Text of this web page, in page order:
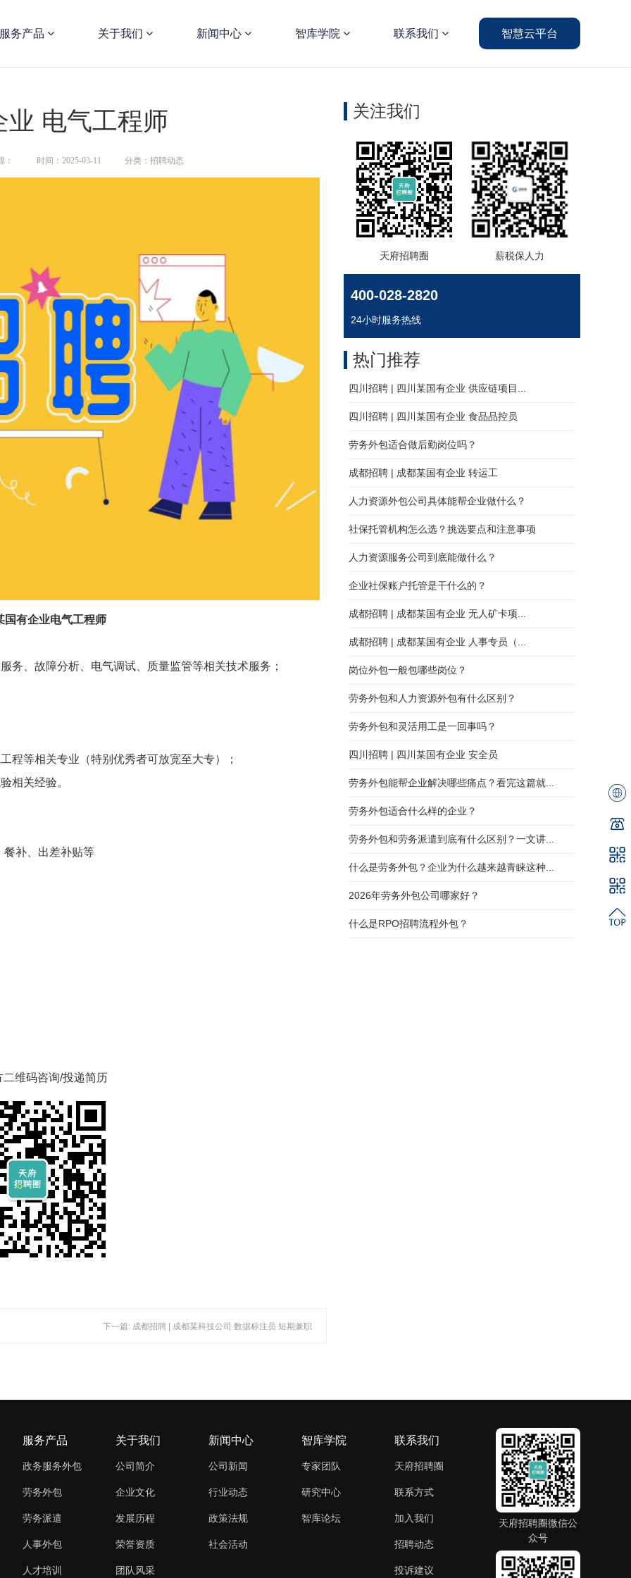
服务产品 关于我们 新闻中心 智库学院 联系我们 智慧云平台
电气工程师
： 时间：2025-03-11 分类：招聘动态
国有企业电气工程师
务、故障分析、电气调试、质量监管等相关技术服务；
程等相关专业（特别优秀者可放宽至大专）；
相关经验。
餐补、出差补贴等
二维码咨询/投递简历
下一篇: 成都招聘 | 成都某科技公司 数据标注员 短期兼职
关注我们
400-028-2820
24小时服务热线
四川招聘 | 四川某国有企业 供应链项目...
四川招聘 | 四川某国有企业 食品品控员
劳务外包适合做后勤岗位吗？
成都招聘 | 成都某国有企业 转运工
人力资源外包公司具体能帮企业做什么？
社保托管机构怎么选？挑选要点和注意事项
人力资源服务公司到底能做什么？
企业社保账户托管是干什么的？
成都招聘 | 成都某国有企业 无人矿卡项...
成都招聘 | 成都某国有企业 人事专员（...
岗位外包一般包哪些岗位？
劳务外包和人力资源外包有什么区别？
劳务外包和灵活用工是一回事吗？
四川招聘 | 四川某国有企业 安全员
劳务外包能帮企业解决哪些痛点？看完这篇就...
劳务外包适合什么样的企业？
劳务外包和劳务派遣到底有什么区别？一文讲...
什么是劳务外包？企业为什么越来越青睐这种...
2026年劳务外包公司哪家好？
什么是RPO招聘流程外包？
热门推荐
天府招聘圈 薪税保人力
服务产品
政务服务外包
劳务外包
劳务派遣
人事外包
人才培训
关于我们
公司简介
企业文化
发展历程
荣誉资质
团队风采
新闻中心
公司新闻
行业动态
政策法规
社会活动
智库学院
专家团队
研究中心
智库论坛
联系我们
天府招聘圈
联系方式
加入我们
招聘动态
投诉建议
天府招聘圈微信公
众号